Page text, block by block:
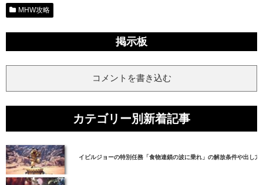
MHW攻略
掲示板
コメントを書き込む
カテゴリー別新着記事
イビルジョーの特別任務「食物連鎖の波に乗れ」の解放条件や出し